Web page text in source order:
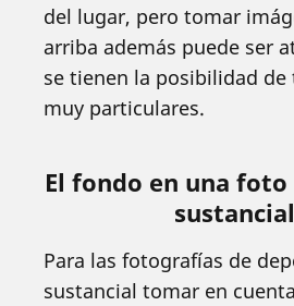
del lugar, pero tomar
arriba además puede ser
se tienen la posibilidad
muy particulares.
El fondo en una
Para las fotografías de
sustancial tomar en